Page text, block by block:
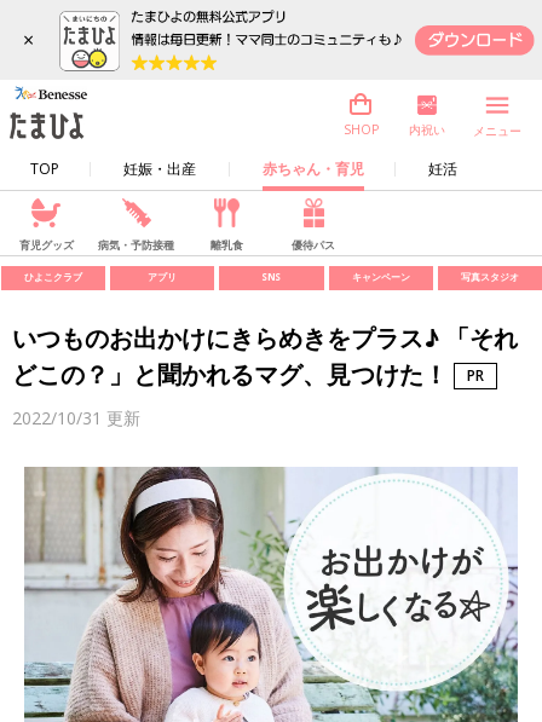
×
TOP 妊娠・出産 赤ちゃん・育児 妊活
SHOP 内祝い メニュー
育児グッズ 病気・予防接種 離乳食 優待パス
ひよこクラブ アプリ SNS キャンペーン 写真スタジオ
いつものお出かけにきらめきをプラス♪ 「それ
どこの？」と聞かれるマグ、見つけた！
2022/10/31 更新